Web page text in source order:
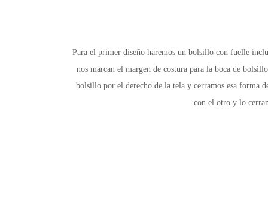
Para el primer diseño haremos un bolsillo con fuelle
nos marcan el margen de costura para la boca de
bolsillo por el derecho de la tela y cerramos esa forma
con el otro y lo